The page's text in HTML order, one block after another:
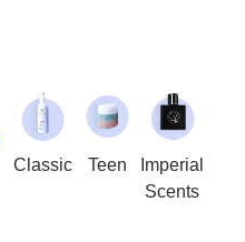
Classic Teen
Imperial
Scents